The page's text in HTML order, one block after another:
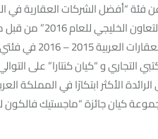
مطورين عقاريين
المركز الأول في
التجاري و “كيان كنتارا” على
الأكثر ابتكارًا في المملكة
مجموعة كيان جائزة “ماجستيك